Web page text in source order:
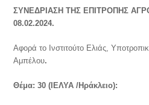
ΣΥΝΕΔΡΙΑΣΗ ΤΗΣ ΕΠΙΤΡΟΠΗΣ
08.02.2024.
Αφορά το Ινστιτούτο Ελιάς,
Αμπέλου.
Θέμα: 30 (ΙΕΛΥΑ /Ηράκλειο):